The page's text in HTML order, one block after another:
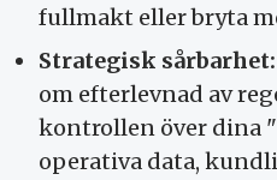
fullmakt eller bryta
Strategisk sårbarhet:
om efterlevnad av
kontrollen över dina
operativa data,